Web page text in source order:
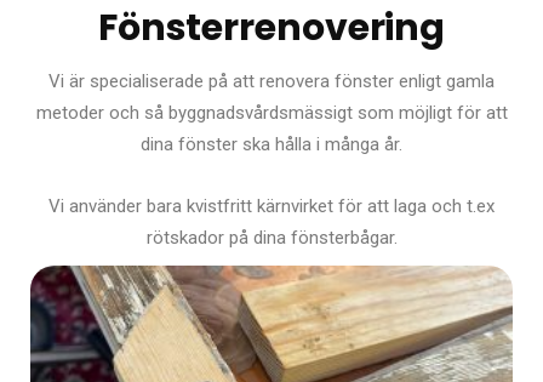
Fönsterrenovering
Vi är specialiserade på att renovera fönster enligt gamla
metoder och så byggnadsvårdsmässigt som möjligt för att
dina fönster ska hålla i många år.
Vi använder bara kvistfritt kärnvirket för att laga och t.ex
rötskador på dina fönsterbågar.